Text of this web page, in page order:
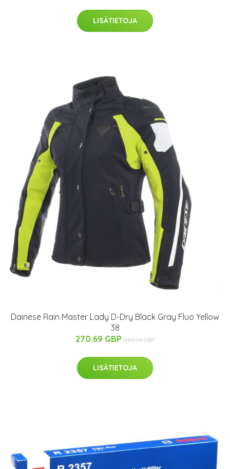
LISÄTIETOJA
Dainese Rain Master Lady D-Dry Black Gray Fluo Yellow
38
270.69 GBP 284.94 GBP
LISÄTIETOJA